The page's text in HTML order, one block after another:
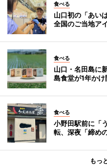
食べる
山口初の「あい
全国のご当地ア
食べる
山口・名田島に
島食堂が1年かけ
食べる
小野田駅前に「
転、深夜「締め
もっ